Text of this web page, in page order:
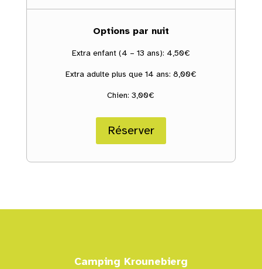
Options par nuit
Extra enfant (4 – 13 ans): 4,50€
Extra adulte plus que 14 ans: 8,00€
Chien: 3,00€
Réserver
Camping Krounebierg